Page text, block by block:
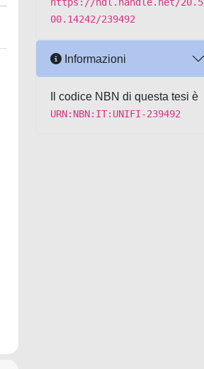
00.14242/239492
Informazioni
Il codice NBN di questa tesi è
URN:NBN:IT:UNIFI-239492